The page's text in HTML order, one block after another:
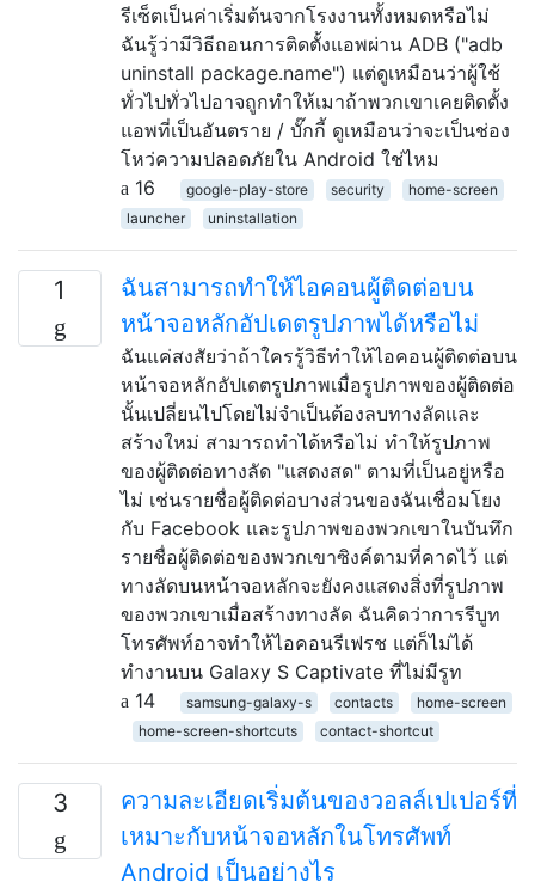
รีเซ็ตเป็นค่าเริ่มต้นจากโรงงานทั้งหมดหรือไม่
ฉันรู้ว่ามีวิธีถอนการติดตั้งแอพผ่าน ADB ("adb
uninstall package.name") แต่ดูเหมือนว่าผู้ใช้
ทั่วไปทั่วไปอาจถูกทำให้เมาถ้าพวกเขาเคยติดตั้ง
แอพที่เป็นอันตราย / บั๊กกี้ ดูเหมือนว่าจะเป็นช่อง
โหว่ความปลอดภัยใน Android ใช่ไหม
16
google-play-store security
home-screen
launcher
uninstallation
1
ฉันสามารถทำให้ไอคอนผู้ติดต่อบน
หน้าจอหลักอัปเดตรูปภาพได้หรือไม่
ฉันแค่สงสัยว่าถ้าใครรู้วิธีทำให้ไอคอนผู้ติดต่อบน
หน้าจอหลักอัปเดตรูปภาพเมื่อรูปภาพของผู้ติดต่อ
นั้นเปลี่ยนไปโดยไม่จำเป็นต้องลบทางลัดและ
สร้างใหม่ สามารถทำได้หรือไม่ ทำให้รูปภาพ
ของผู้ติดต่อทางลัด "แสดงสด" ตามที่เป็นอยู่หรือ
ไม่ เช่นรายชื่อผู้ติดต่อบางส่วนของฉันเชื่อมโยง
กับ Facebook และรูปภาพของพวกเขาในบันทึก
รายชื่อผู้ติดต่อของพวกเขาซิงค์ตามที่คาดไว้ แต่
ทางลัดบนหน้าจอหลักจะยังคงแสดงสิ่งที่รูปภาพ
ของพวกเขาเมื่อสร้างทางลัด ฉันคิดว่าการรีบูท
โทรศัพท์อาจทำให้ไอคอนรีเฟรช แต่ก็ไม่ได้
ทำงานบน Galaxy S Captivate ที่ไม่มีรูท
14
samsung-galaxy-s contacts
home-screen
home-screen-shortcuts
contact-shortcut
3
ความละเอียดเริ่มต้นของวอลล์เปเปอร์ที่
เหมาะกับหน้าจอหลักในโทรศัพท์
Android เป็นอย่างไร